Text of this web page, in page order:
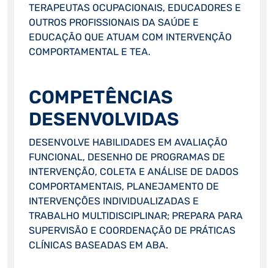
TERAPEUTAS OCUPACIONAIS, EDUCADORES E
OUTROS PROFISSIONAIS DA SAÚDE E
EDUCAÇÃO QUE ATUAM COM INTERVENÇÃO
COMPORTAMENTAL E TEA.
COMPETÊNCIAS
DESENVOLVIDAS
DESENVOLVE HABILIDADES EM AVALIAÇÃO
FUNCIONAL, DESENHO DE PROGRAMAS DE
INTERVENÇÃO, COLETA E ANÁLISE DE DADOS
COMPORTAMENTAIS, PLANEJAMENTO DE
INTERVENÇÕES INDIVIDUALIZADAS E
TRABALHO MULTIDISCIPLINAR; PREPARA PARA
SUPERVISÃO E COORDENAÇÃO DE PRÁTICAS
CLÍNICAS BASEADAS EM ABA.